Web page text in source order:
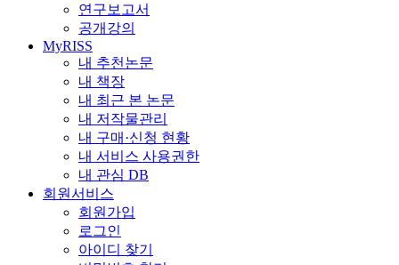
연구보고서
공개강의
MyRISS
내 추천논문
내 책장
내 최근 본 논문
내 저작물관리
내 구매·신청 현황
내 서비스 사용권한
내 관심 DB
회원서비스
회원가입
로그인
아이디 찾기